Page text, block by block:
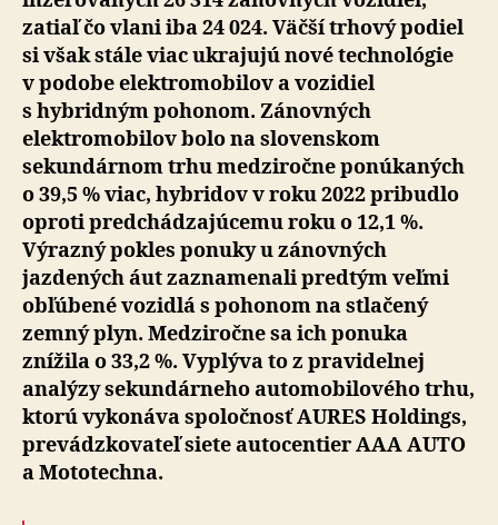
zatiaľ čo vlani iba 24 024. Väčší trhový podiel
si však stále viac ukrajujú nové technológie
v podobe elektromobilov a vozidiel
s hybridným pohonom. Zánovných
elektromobilov bolo na slovenskom
sekundárnom trhu medziročne ponúkaných
o 39,5 % viac, hybridov v roku 2022 pribudlo
oproti predchádzajúcemu roku o 12,1 %.
Výrazný pokles ponuky u zánovných
jazdených áut zaznamenali predtým veľmi
obľúbené vozidlá s pohonom na stlačený
zemný plyn. Medziročne sa ich ponuka
znížila o 33,2 %. Vyplýva to z pravidelnej
analýzy sekundárneho automobilového trhu,
ktorú vykonáva spoločnosť AURES Holdings,
prevádzkovateľ siete autocentier AAA AUTO
a Mototechna.